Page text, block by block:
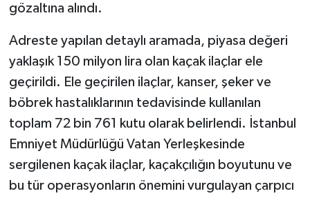
gözaltına alındı.
Adreste yapılan detaylı aramada, piyasa değeri
yaklaşık 150 milyon lira olan kaçak ilaçlar ele
geçirildi. Ele geçirilen ilaçlar, kanser, şeker ve
böbrek hastalıklarının tedavisinde kullanılan
toplam 72 bin 761 kutu olarak belirlendi. İstanbul
Emniyet Müdürlüğü Vatan Yerleşkesinde
sergilenen kaçak ilaçlar, kaçakçılığın boyutunu ve
bu tür operasyonların önemini vurgulayan çarpıcı